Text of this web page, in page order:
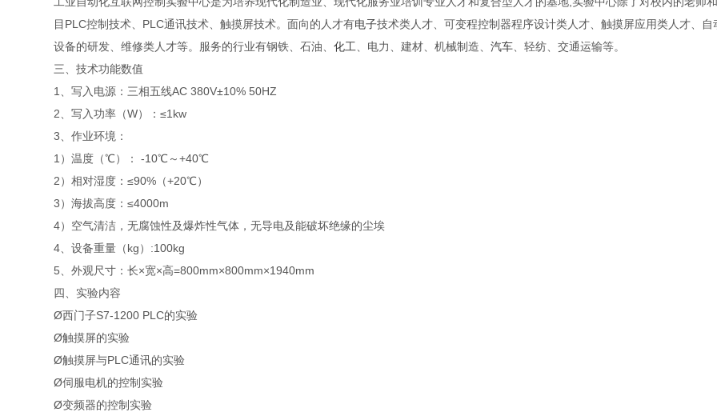
目PLC控制技术、PLC通讯技术、触摸屏技术。面向的人才有电子技术类人才、可变程控制器程序设计类人才、触摸屏应用类人才、
设备的研发、维修类人才等。服务的行业有钢铁、石油、化工 、电力、建材、机械制造、汽车 、轻纺、交通运输等。
三、技术功能数值
1、写入电源：三相五线AC 380V±10% 50HZ
2、写入功率（W）：≤1kw
3、作业环境：
1）温度（℃）： -10℃～+40℃
2）相对湿度：≤90%（+20℃）
3）海拔高度：≤4000m
4）空气清洁，无腐蚀性及爆炸性气体，无导电及能破坏绝缘的尘埃
4、设备重量（kg）:100kg
5、外观尺寸：长×宽×高=800mm×800mm×1940mm
四、实验内容
Ø西门子S7-1200 PLC的实验
Ø触摸屏的实验
Ø触摸屏与PLC通讯的实验
Ø伺服电机的控制实验
Ø变频器的控制实验